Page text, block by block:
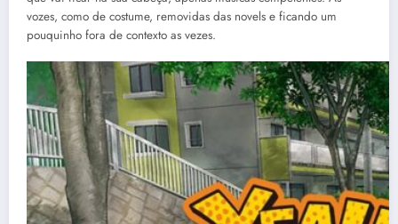
vozes, como de costume, removidas das novels e ficando um
pouquinho fora de contexto as vezes.